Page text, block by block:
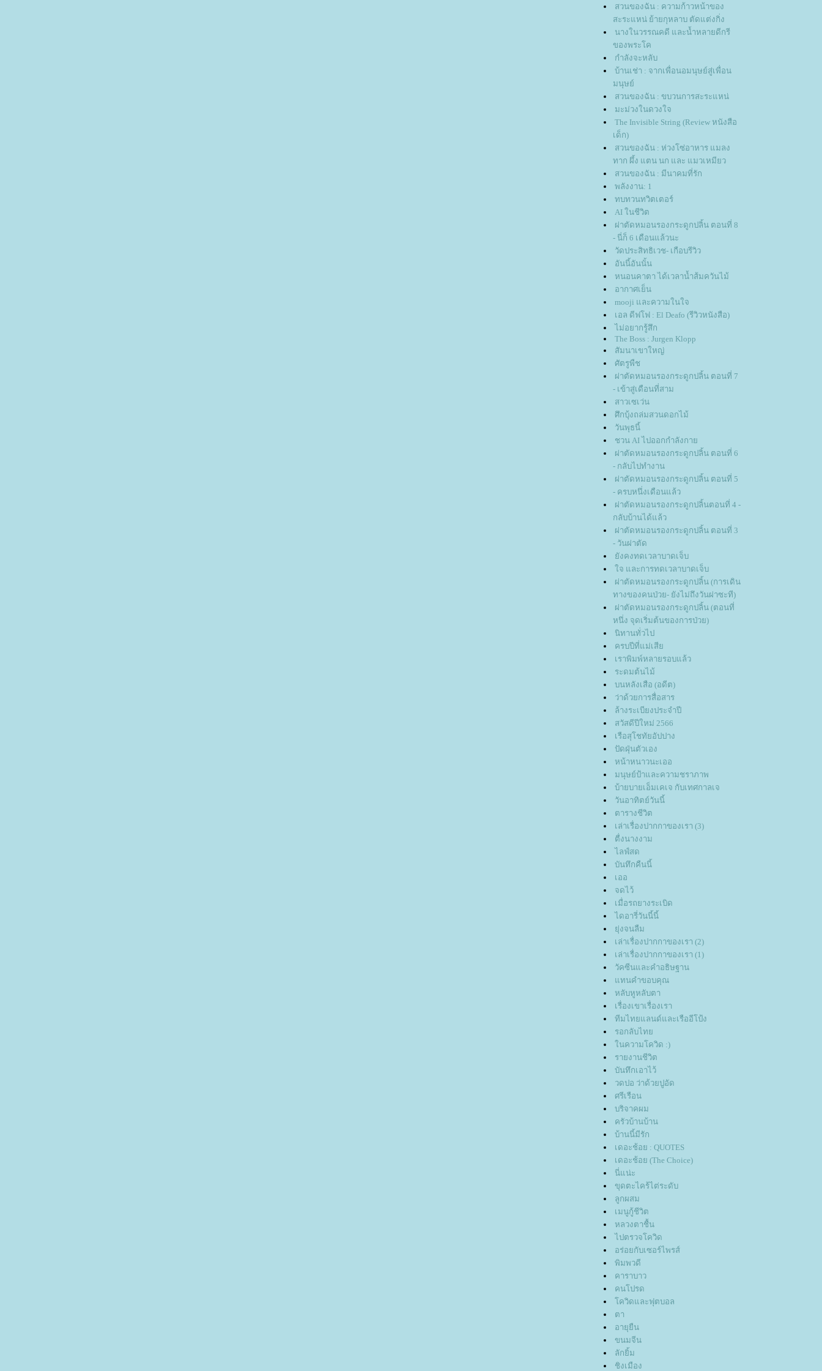
สวนของฉัน : ความก้าวหน้าของ
สะระแหน่ ย้ายกุหลาบ ตัดแต่งกิ่ง
นางในวรรณคดี และน้ำหลายดีกรี
ของพระโค
กำลังจะหลับ
บ้านเช่า : จากเพื่อนอมนุษย์สู่เพื่อน
มนุษย์
สวนของฉัน : ขบวนการสะระแหน่
มะม่วงในดวงใจ
The Invisible String (Review หนังสือ
เด็ก)
สวนของฉัน : ห่วงโซ่อาหาร แมลง
ทาก ผึ้ง แตน นก และ แมวเหมียว
สวนของฉัน : มีนาคมที่รัก
พลังงาน: 1
ทบทวนทวิตเตอร์
AI ในชีวิต
ผ่าตัดหมอนรองกระดูกปลิ้น ตอนที่ 8
- นี่ก็ 6 เดือนแล้วนะ
วัดประสิทธิเวช- เกือบรีวิว
อันนี้อันนั้น
หนอนคาตา ได้เวลาน้ำส้มควันไม้
อากาศเย็น
mooji และความในใจ
เอล ดีฟโฟ : El Deafo (รีวิวหนังสือ)
ไม่อยากรู้สึก
The Boss : Jurgen Klopp
สัมนาเขาใหญ่
ศัตรูพืช
ผ่าตัดหมอนรองกระดูกปลิ้น ตอนที่ 7
- เข้าสู่เดือนที่สาม
สาวเซเว่น
ศึกบุ้งถล่มสวนดอกไม้
วันพุธนี้
ชวน AI ไปออกกำลังกา
ผ่าตัดหมอนรองกระดูกปลิ้น ตอนที่ 6
- กลับไปทำงาน
ผ่าตัดหมอนรองกระดูกปลิ้น ตอนที่ 5
- ครบหนึ่งเดือนแล้ว
ผ่าตัดหมอนรองกระดูกปลิ้นตอนที่ 4 -
กลับบ้านได้แล้ว
ผ่าตัดหมอนรองกระดูกปลิ้น ตอนที่ 3
- วันผ่าตัด
ังคงทดเวลาบาดเจ็บ
จ และการทดเวลาบาดเจ็บ
ผ่าตัดหมอนรองกระดูกปลิ้น (การเดิน
ทางของคนป่วย- ยังไม่ถึงวันผ่าซะที)
ผ่าตัดหมอนรองกระดูกปลิ้น (ตอนที่
หนึ่ง จุดเริ่มต้นของการป่วย)
นิทานทั่วไป
ครบปีที่แม่เสี
เราพิมพ์หลายรอบแล้ว
ระดมต้นไม้
บนหลังเสือ (อดีต)
ว่าด้วยการสื่อสาร
ล้างระเบียงประจำปี
สวัสดีปีใหม่ 2566
เรือสุโชทัยอัปปาง
ปัดฝุ่นตัวเอง
หน้าหนาวนะเออ
มนุษย์ป้าและความชราภาพ
บ้ายบายเอ็มเคเจ กับเทศกาลเจ
วันอาทิตย์วันนี้
ตารางชีวิต
เล่าเรื่องปากกาของเรา (3)
ตื่งนางงาม
ไลฟ์สด
บันทึกคืนนี้
เออ
จดไว้
เมื่อรถยางระเบิด
ไดอารี่วันนี้นี้
ุ่งจนลืม
เล่าเรื่องปากกาของเรา (2)
เล่าเรื่องปากกาของเรา (1)
วัคซีนและคำอธิษฐาน
ทนคำขอบคุณ
หลับหูหลับตา
เรื่องเขาเรื่องเรา
ทีมไทยแลนด์และเรืออีโป้ง
รอกลับไท
นความโควิด :)
รายงานชีวิต
บันทึกเอาไว้
วดปอ ว่าด้วยปูอัด
ศรีเรือน
บริจาคผม
ครัวบ้านบ้าน
บ้านนี้มีรัก
เดอะช้อย : QUOTES
เดอะช้อย (The Choice)
นี่แน่ะ
ขุดตะไคร้ไต่ระดับ
ลูกผสม
เมนูกู้ชีวิต
หลวงตาชื้น
ไปตรวจโควิด
อร่อยกับเซอร์ไพรส์
พิมพวดี
คาราบาว
คนโปรด
ควิดและฟุตบอล
ตา
อายุยืน
ขนมจีน
ลักยิ้ม
ชิงเมือง